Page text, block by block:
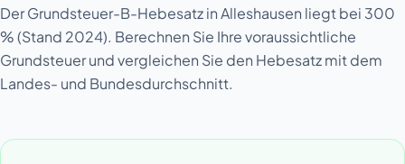
Der Grundsteuer-B-Hebesatz in Alleshausen liegt bei 300
% (Stand 2024). Berechnen Sie Ihre voraussichtliche
Grundsteuer und vergleichen Sie den Hebesatz mit dem
Landes- und Bundesdurchschnitt.